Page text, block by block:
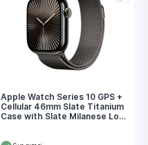
Apple Watch Series 10 GPS +
Cellular 46mm Slate Titanium
Case with Slate Milanese Loop